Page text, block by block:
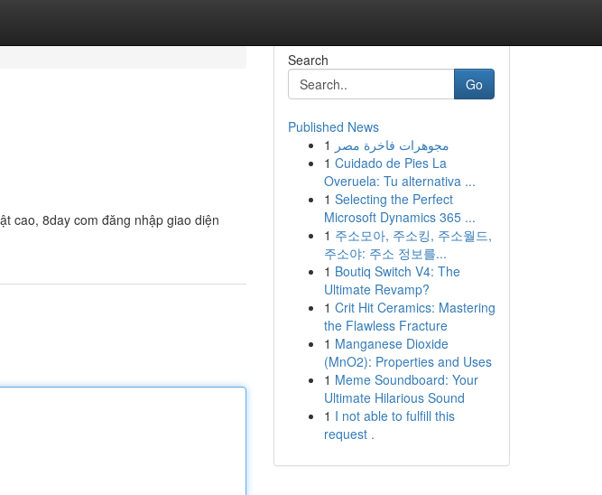
cao, 8day com đăng nhập giao diện
Search
Go
Published News
1 مجوهرات فاخرة مصر
1 Cuidado de Pies La
Overuela: Tu alternativa ...
1 Selecting the Perfect
Microsoft Dynamics 365 ...
1 주소모아, 주소킹, 주소월드,
주소야: 주소 정보를...
1 Boutiq Switch V4: The
Ultimate Revamp?
1 Crit Hit Ceramics: Mastering
the Flawless Fracture
1 Manganese Dioxide
(MnO2): Properties and Uses
1 Meme Soundboard: Your
Ultimate Hilarious Sound
1 I not able to fulfill this
request .